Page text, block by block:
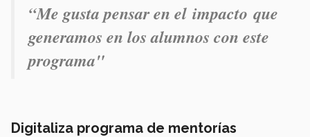
“Me gusta pensar en el impacto que
generamos en los alumnos con este
programa"
Digitaliza programa de mentorías